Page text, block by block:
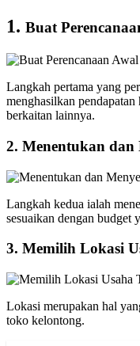
1. Buat
Langkah pertama yang
menghasilkan
berkaitan lainnya.
2. Menentukan dan
Langkah kedua ialah
sesuaikan dengan budget
3. Memilih Lokasi
Lokasi merupakan hal
toko kelontong.